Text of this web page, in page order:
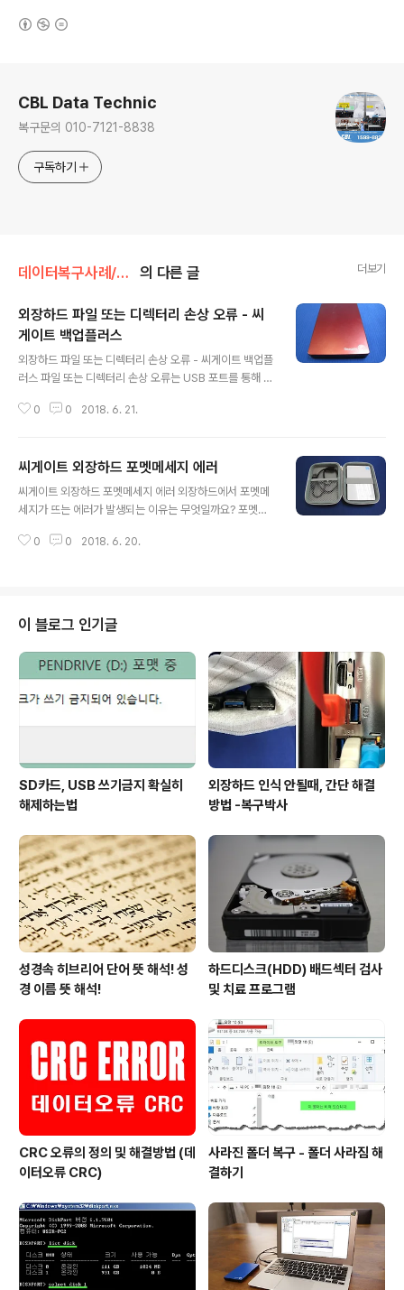
CBL Data Technic
복구문의 010-7121-8838
구독하기
데이터복구사례/하드드라이브 의 다른 글 더보기
외장하드 파일 또는 디렉터리 손상 오류 - 씨
게이트 백업플러스
외장하드 파일 또는 디렉터리 손상 오류 - 씨게이트 백업플
러스 파일 또는 디렉터리 손상 오류는 USB 포트를 통해 시
우에 생성되는 일반적인 오류입니다. 외장하드 드라이브는
상매체명: 씨게이트 백업플러스 1TB 2.5인치.손상증상:
파일 또는 디렉터리 손상 오류중요데이터: 업무용 백업자
료 손상증상 및 점검내역 외장하드에서 액세스할 수 없습
습니다. 메세지창이 뜨고 저장한 파일에 접근을 할 수 없는
0 0 2018. 6. 21.
씨게이트 외장하드 포멧메세지 에러
씨게이트 외장하드 포멧메세지 에러 외장하드에서 포멧메
세지가 뜨는 에러가 발생되는 이유는 무엇일까요? 포멧을
은데... 어떻게 해야 될까요? 실제 사례를 통해 확인해 보도
원 영통구에서 방문 접수된 씨게이트 외장하드는 포멧 에
러가 발생되고 있는 상태이며,하드디스크 드라이브의 작동
이 불안정합니다. 이유는 초기 시스템 영역에 물리적인 배
드가 발생되었기 때문입니다. 포멧메세지는 파일시스템의
부트레코드 영역이 손상되었을때 발생되는데 배드섹터에
의해 주로 부트섹터가 손상됩니다. 포멧에러가 계속 발생..
0 0 2018. 6. 20.
이 블로그 인기글
SD카드, USB 쓰기금지 확실히
해제하는법
외장하드 인식 안될때, 간단 해결
방법 -복구박사
성경속 히브리어 단어 뜻 해석! 성
경 이름 뜻 해석!
하드디스크(HDD) 배드섹터 검사
및 치료 프로그램
CRC 오류의 정의 및 해결방법 (데
이터오류 CRC)
사라진 폴더 복구 - 폴더 사라짐 해
결하기